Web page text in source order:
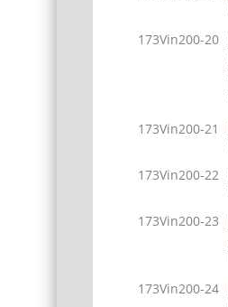
173Vin200-20
173Vin200-21
173Vin200-22
173Vin200-23
173Vin200-24